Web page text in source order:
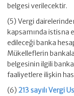
belgesi verilecektir.
(5) Vergi
kapsamında istisna
edileceği banka
Mükelleflerin
belgesinin ilgili
faaliyetlere ilişkin
(6) 213 sayılı Vergi